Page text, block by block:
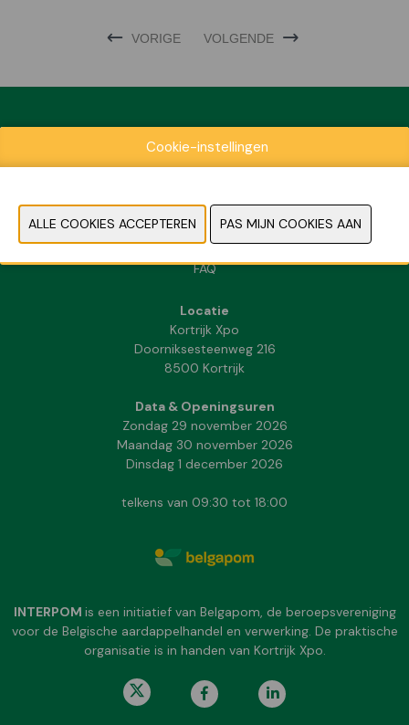
VORIGE VOLGENDE
Exposantenlijst
Contact
Pers- en beeldmateriaal
FAQ
Locatie
Kortrijk Xpo
Doorniksesteenweg 216
8500 Kortrijk
Data & Openingsuren
Zondag 29 november 2026
Maandag 30 november 2026
Dinsdag 1 december 2026
telkens van 09:30 tot 18:00
INTERPOM is een initiatief van Belgapom, de beroepsvereniging
voor de Belgische aardappelhandel en verwerking. De praktische
organisatie is in handen van Kortrijk Xpo.
Cookie-instellingen